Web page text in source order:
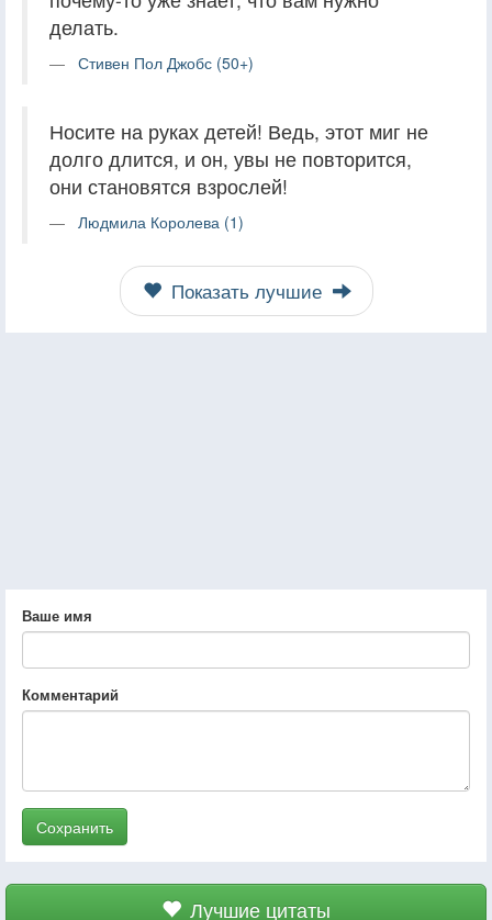
делать.
Стивен Пол Джобс (50+)
Носите на руках детей! Ведь, этот миг не
долго длится, и он, увы не повторится,
они становятся взрослей!
Людмила Королева (1)
Показать лучшие
Ваше имя
Комментарий
Сохранить
Лучшие цитаты